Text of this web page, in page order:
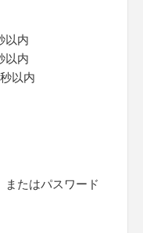
以内
以内
以内
またはパスワード